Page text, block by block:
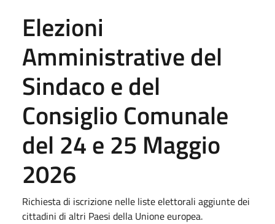
Elezioni
Amministrative del
Sindaco e del
Consiglio Comunale
del 24 e 25 Maggio
2026
Richiesta di iscrizione nelle liste elettorali aggiunte dei
cittadini di altri Paesi della Unione europea.